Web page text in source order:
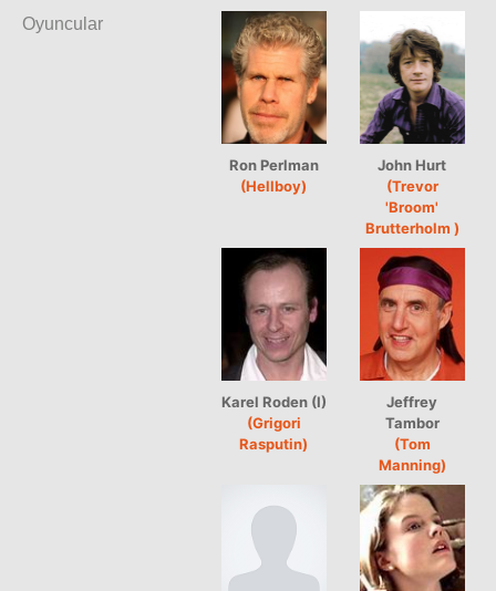
Oyuncular
Ron Perlman
(Hellboy)
John Hurt
(Trevor
'Broom'
Brutterholm )
Karel Roden (I)
(Grigori
Rasputin)
Jeffrey
Tambor
(Tom
Manning)